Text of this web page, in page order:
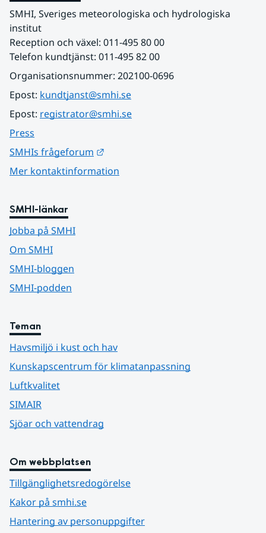
SMHI, Sveriges meteorologiska och hydrologiska
institut
Reception och växel: 011-495 80 00
Telefon kundtjänst: 011-495 82 00
Organisationsnummer: 202100-0696
Epost: kundtjanst@smhi.se
Epost: registrator@smhi.se
Press
SMHIs frågeforum
Mer kontaktinformation
SMHI-länkar
Jobba på SMHI
Om SMHI
SMHI-bloggen
SMHI-podden
Teman
Havsmiljö i kust och hav
Kunskapscentrum för klimatanpassning
Luftkvalitet
SIMAIR
Sjöar och vattendrag
Om webbplatsen
Tillgänglighetsredogörelse
Kakor på smhi.se
Hantering av personuppgifter